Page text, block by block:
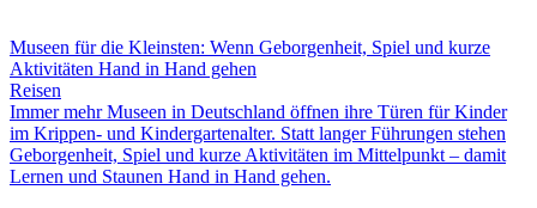
Museen für die Kleinsten: Wenn Geborgenheit, Spiel und kurze
Aktivitäten Hand in Hand gehen
Reisen
Immer mehr Museen in Deutschland öffnen ihre Türen für Kinder
im Krippen- und Kindergartenalter. Statt langer Führungen stehen
Geborgenheit, Spiel und kurze Aktivitäten im Mittelpunkt – damit
Lernen und Staunen Hand in Hand gehen.